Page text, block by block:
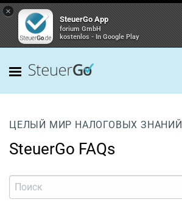
×
SteuerGo App
forium GmbH
kostenlos - In Google Play
ЦЕЛЫЙ МИР НАЛОГОВЫХ ЗНАНИЙ
SteuerGo FAQs